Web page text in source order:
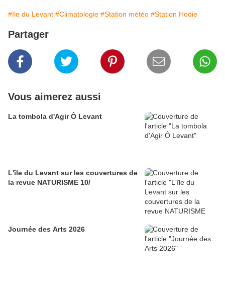
#Ile du Levant #Climatologie #Station météo #Station Hodie
Partager
Vous aimerez aussi
La tombola d'Agir Ô Levant
L'île du Levant sur les couvertures de
la revue NATURISME 10/
Journée des Arts 2026